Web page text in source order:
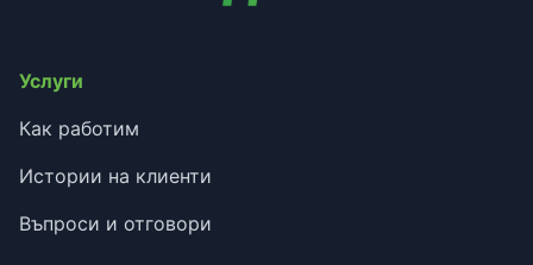
Услуги
Как работим
Истории на клиенти
Въпроси и отговори